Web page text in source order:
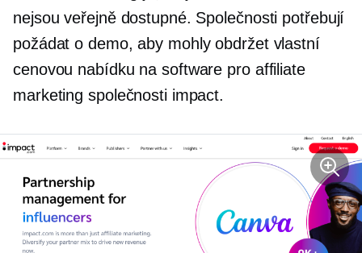
nejsou veřejně dostupné. Společnosti potřebují
požádat o demo, aby mohly obdržet vlastní
cenovou nabídku na software pro affiliate
marketing společnosti impact.